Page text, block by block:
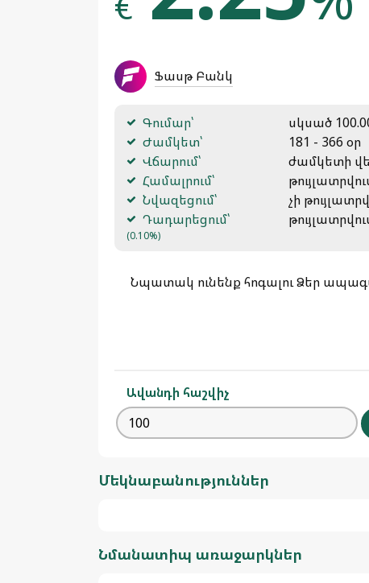
Ֆասթ Բանկ
Գումար՝
սկսած
Ժամկետ՝
181 - 366 օր
Վճարում՝
ժամկետի
Համալրում՝
Նվազեցում՝
չի
Դադարեցում՝
(0.10%)
Նպատակ ունենք հոգալու Ձեր
Ավանդի հաշվիչ
Մեկնաբանություններ
Նմանատիպ առաջարկներ